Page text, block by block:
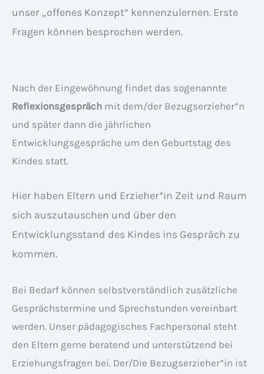
unser „offenes Konzept“ kennenzulernen. Erste
Fragen können besprochen werden.
Nach der Eingewöhnung findet das sogenannte
Reflexionsgespräch mit dem/der Bezugserzieher*n
und später dann die jährlichen
Entwicklungsgespräche um den Geburtstag des
Kindes statt.
Hier haben Eltern und Erzieher*in Zeit und Raum
sich auszutauschen und über den
Entwicklungsstand des Kindes ins Gespräch zu
kommen.
Bei Bedarf können selbstverständlich zusätzliche
Gesprächstermine und Sprechstunden vereinbart
werden. Unser pädagogisches Fachpersonal steht
den Eltern gerne beratend und unterstützend bei
Erziehungsfragen bei. Der/Die Bezugserzieher*in ist